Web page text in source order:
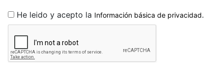
He leido y acepto la Información básica de privacidad.